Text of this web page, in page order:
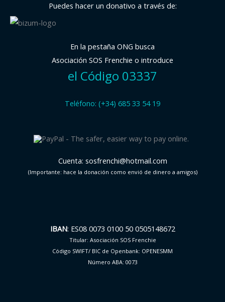
Puedes hacer un donativo a través de:
En la pestaña ONG busca
Asociación SOS Frenchie o introduce
el Código 03337
Teléfono: (+34) 685 33 54 19
Cuenta: sosfrenchi@hotmail.com
(Importante: hace la donación como envió de dinero a amigos)
IBAN: ES08 0073 0100 50 0505148672
Titular: Asociación SOS Frenchie
Código SWIFT/ BIC de Openbank: OPENESMM
Número ABA: 0073